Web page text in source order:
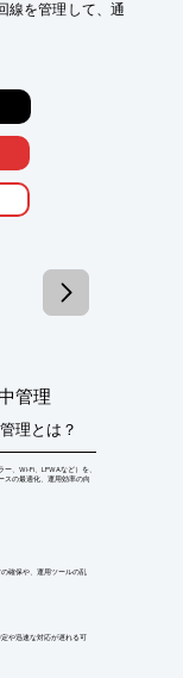
線を管理して、通
状況、期間をダッ
化を実現。
制、オンラインア
応も遠隔から迅速
お問い合わせ下
管理
理とは？
、Wi-Fi、LPWAなど）を、
スの最適化、運用効率の向
確保や、運用ツールの乱
や迅速な対応が遅れる可